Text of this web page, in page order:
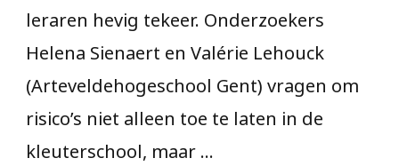
leraren hevig tekeer. Onderzoekers
Helena Sienaert en Valérie Lehouck
(Arteveldehogeschool Gent) vragen om
risico’s niet alleen toe te laten in de
kleuterschool, maar …